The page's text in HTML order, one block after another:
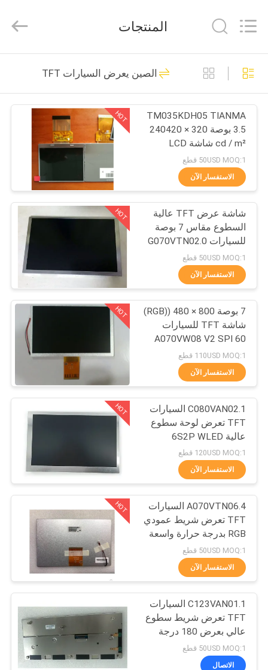
منزل،
بيت
منتجات
معلومات
جولة
المعمل
مراقبة
الجودة
اتصل
أخبار
حالات
خريطة
الموقع
PRIVACY
POLICY
Co.,LIMITED.
لوحة LCD TFT
1907
AUO TFT LCD
398
شاشة NEC TFT
286
تيانما تفت
206
شاشة LCD شارب
TFT
666
المنتجات
الصين يعرض السيارات TFT
HOT
TM035KDH05 TIANMA
3.5 بوصة 320 × 240420
cd / m² شاشة LCD
الصناعية
50USD MOQ:1 قطع
الاستفسار الآن
HOT
شاشة عرض TFT عالية
السطوع مقاس 7 بوصة
للسيارات G070VTN02.0
3G اهتزاز
50USD MOQ:1 قطع
الاستفسار الآن
HOT
7 بوصة 800 × 480 ((RGB)
شاشة TFT للسيارات
A070VW08 V2 SPI 60
دبوس FPC
110USD MOQ:1 قطع
الاستفسار الآن
HOT
C080VAN02.1 السيارات
TFT تعرض لوحة سطوع
عالية 6S2P WLED
120USD MOQ:1 قطع
الاستفسار الآن
HOT
A070VTN06.4 السيارات
TFT تعرض شريط عمودي
RGB بدرجة حرارة واسعة
50USD MOQ:1 قطع
الاستفسار الآن
C123VAN01.1 السيارات
TFT تعرض شريط سطوع
عالي بعرض 180 درجة
عكسيًا
50USD MOQ:1 قطع
الاتصال